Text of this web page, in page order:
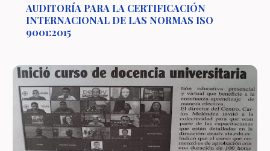
AUDITORÍA PARA LA CERTIFICACIÓN
INTERNACIONAL DE LAS NORMAS ISO
9001:2015